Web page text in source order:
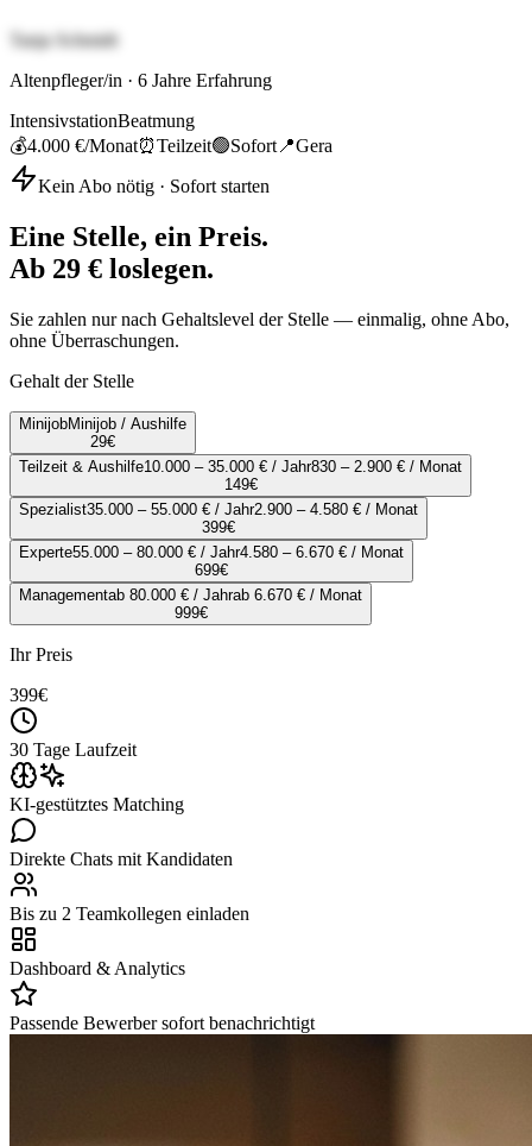
Tanja Schmidt
Altenpfleger/in · 6 Jahre Erfahrung
IntensivstationBeatmung
💰4.000 €/Monat⏰Teilzeit🟢Sofort 📍Gera
Kein Abo nötig · Sofort starten
Eine Stelle, ein Preis.
Ab 29 € loslegen.
Sie zahlen nur nach Gehaltslevel der Stelle — einmalig, ohne Abo,
ohne Überraschungen.
Gehalt der Stelle
MinijobMinijob / Aushilfe
29€
Teilzeit & Aushilfe10.000 – 35.000 € / Jahr830 – 2.900 € / Monat
149€
Spezialist35.000 – 55.000 € / Jahr2.900 – 4.580 € / Monat
399€
Experte55.000 – 80.000 € / Jahr4.580 – 6.670 € / Monat
699€
Managementab 80.000 € / Jahrab 6.670 € / Monat
999€
Ihr Preis
399€
30 Tage Laufzeit
KI-gestütztes Matching
Direkte Chats mit Kandidaten
Bis zu 2 Teamkollegen einladen
Dashboard & Analytics
Passende Bewerber sofort benachrichtigt